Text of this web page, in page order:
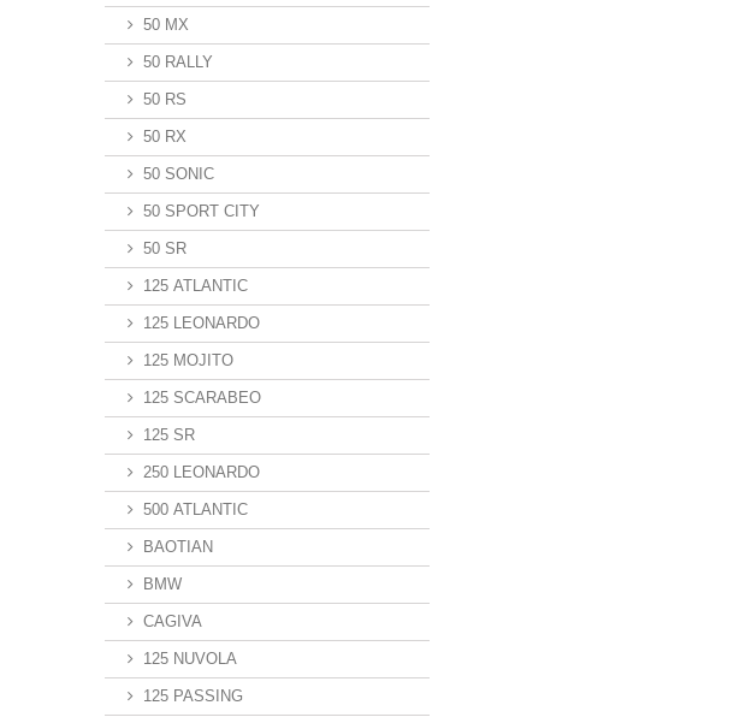
50 MX
50 RALLY
50 RS
50 RX
50 SONIC
50 SPORT CITY
50 SR
125 ATLANTIC
125 LEONARDO
125 MOJITO
125 SCARABEO
125 SR
250 LEONARDO
500 ATLANTIC
BAOTIAN
BMW
CAGIVA
125 NUVOLA
125 PASSING